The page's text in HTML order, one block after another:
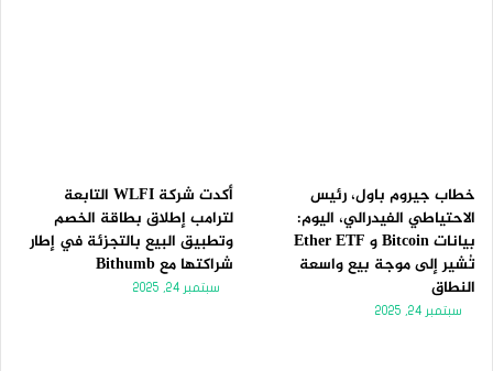
خطاب جيروم باول، رئيس
الاحتياطي الفيدرالي، اليوم:
بيانات Bitcoin و Ether ETF
تُشير إلى موجة بيع واسعة
النطاق
سبتمبر 24, 2025
أكدت شركة WLFI التابعة
لترامب إطلاق بطاقة الخصم
وتطبيق البيع بالتجزئة في إطار
شراكتها مع Bithumb
سبتمبر 24, 2025